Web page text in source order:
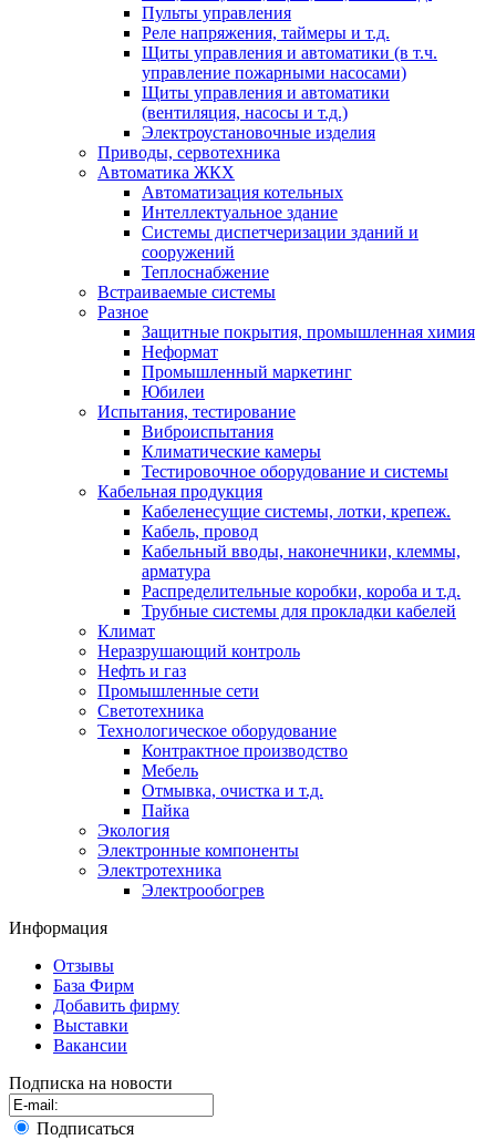
Пульты управления
Реле напряжения, таймеры и т.д.
Щиты управления и автоматики (в т.ч.
управление пожарными насосами)
Щиты управления и автоматики
(вентиляция, насосы и т.д.)
Электроустановочные изделия
Приводы, сервотехника
Автоматика ЖКХ
Автоматизация котельных
Интеллектуальное здание
Системы диспетчеризации зданий и
сооружений
Теплоснабжение
Встраиваемые системы
Разное
Защитные покрытия, промышленная химия
Неформат
Промышленный маркетинг
Юбилеи
Испытания, тестирование
Виброиспытания
Климатические камеры
Тестировочное оборудование и системы
Кабельная продукция
Кабеленесущие системы, лотки, крепеж.
Кабель, провод
Кабельный вводы, наконечники, клеммы,
арматура
Распределительные коробки, короба и т.д.
Трубные системы для прокладки кабелей
Климат
Неразрушающий контроль
Нефть и газ
Промышленные сети
Светотехника
Технологическое оборудование
Контрактное производство
Мебель
Отмывка, очистка и т.д.
Пайка
Экология
Электронные компоненты
Электротехника
Электрообогрев
Информация
Отзывы
База Фирм
Добавить фирму
Выставки
Вакансии
Подписка на новости
Подписаться